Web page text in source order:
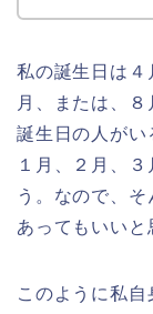
私の誕生日は４
月、または、
誕生日の人がい
１月、２月、
う。なので、
あってもいいと
このように私